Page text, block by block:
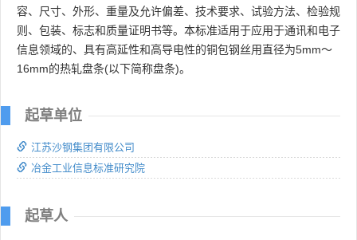
容、尺寸、外形、重量及允许偏差、技术要求、试验方法、检验规
则、包装、标志和质量证明书等。本标准适用于应用于通讯和电子
信息领域的、具有高延性和高导电性的铜包钢丝用直径为5mm～
16mm的热轧盘条(以下简称盘条)。
起草单位
江苏沙钢集团有限公司
冶金工业信息标准研究院
起草人